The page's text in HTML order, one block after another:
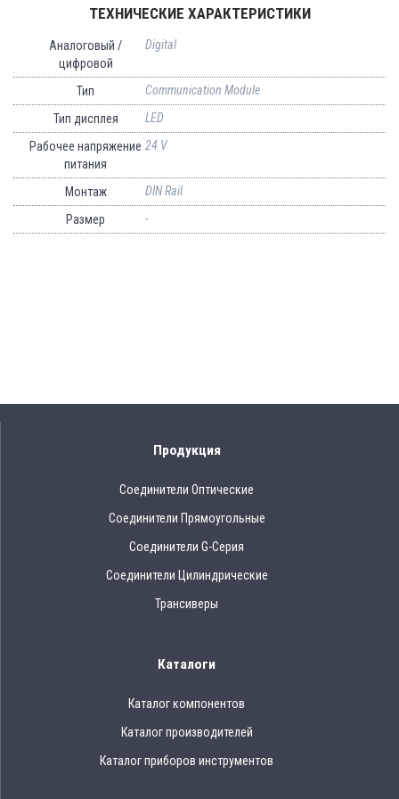
ТЕХНИЧЕСКИЕ ХАРАКТЕРИСТИКИ
Аналоговый /
цифровой
Digital
Тип
Communication Module
Тип дисплея
LED
Рабочее напряжение
питания
24 V
Монтаж
DIN Rail
Размер
-
Продукция
Соединители Оптические
Соединители Прямоугольные
Соединители G-Серия
Соединители Цилиндрические
Трансиверы
Каталоги
Каталог компонентов
Каталог производителей
Каталог приборов инструментов